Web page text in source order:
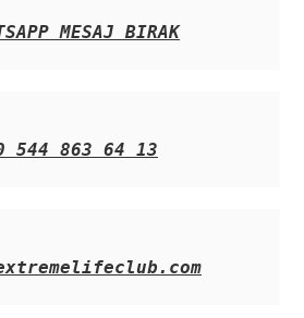
MESAJ BIRAK
544 863 64 13